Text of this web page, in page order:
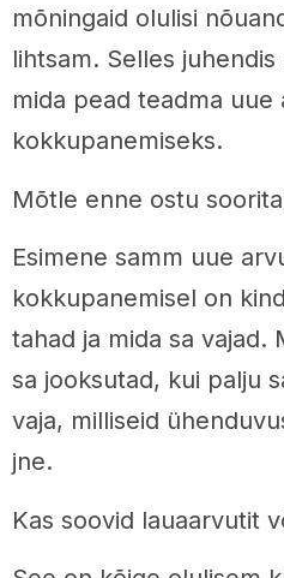
mõningaid olulisi
lihtsam. Selles
mida pead teadma
kokkupanemiseks.
Mõtle enne ostu
Esimene samm uue
kokkupanemisel on
tahad ja mida sa vajad.
sa jooksutad, kui palju
vaja, milliseid
jne.
Kas soovid lauaarvutit